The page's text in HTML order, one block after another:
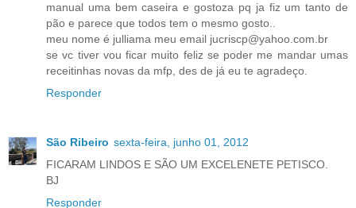
manual uma bem caseira e gostoza pq ja fiz um tanto de
pão e parece que todos tem o mesmo gosto..
meu nome é julliama meu email jucriscp@yahoo.com.br
se vc tiver vou ficar muito feliz se poder me mandar umas
receitinhas novas da mfp, des de já eu te agradeço.
Responder
São Ribeiro sexta-feira, junho 01, 2012
FICARAM LINDOS E SÃO UM EXCELENETE PETISCO.
BJ
Responder